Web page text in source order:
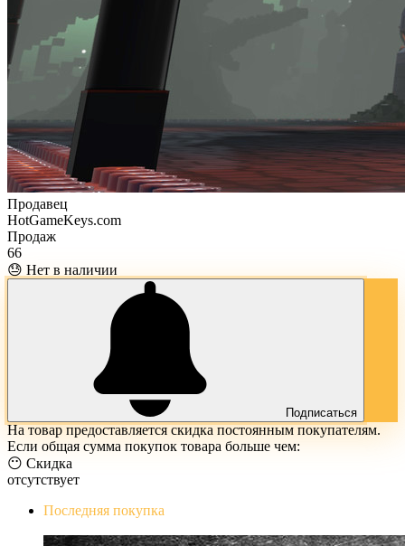
Продавец
HotGameKeys.com
Продаж
66
😓 Нет в наличии
Подписаться
На товар предоставляется скидка постоянным покупателям.
Если общая сумма покупок товара больше чем:
😶 Скидка
отсутствует
Последняя покупка